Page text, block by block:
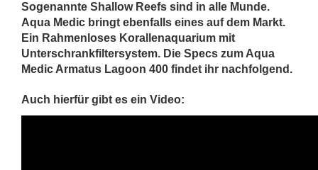
Sogenannte Shallow Reefs sind in alle Munde.
Aqua Medic bringt ebenfalls eines auf dem Markt.
Ein Rahmenloses Korallenaquarium mit
Unterschrankfiltersystem. Die Specs zum Aqua
Medic Armatus Lagoon 400 findet ihr nachfolgend.
Auch hierfür gibt es ein Video: